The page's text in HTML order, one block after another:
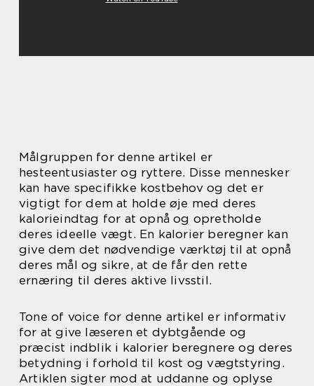
Målgruppen for denne artikel er
hesteentusiaster og ryttere. Disse mennesker
kan have specifikke kostbehov og det er
vigtigt for dem at holde øje med deres
kalorieindtag for at opnå og opretholde
deres ideelle vægt. En kalorier beregner kan
give dem det nødvendige værktøj til at opnå
deres mål og sikre, at de får den rette
ernæring til deres aktive livsstil.
Tone of voice for denne artikel er informativ
for at give læseren et dybtgående og
præcist indblik i kalorier beregnere og deres
betydning i forhold til kost og vægtstyring.
Artiklen sigter mod at uddanne og oplyse